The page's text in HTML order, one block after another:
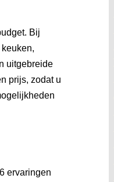
Bij
uitgebreide
prijs, zodat u
ervaringen